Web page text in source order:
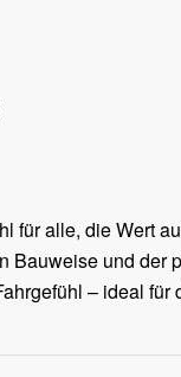
für alle, die Wert
Bauweise und der
– ideal